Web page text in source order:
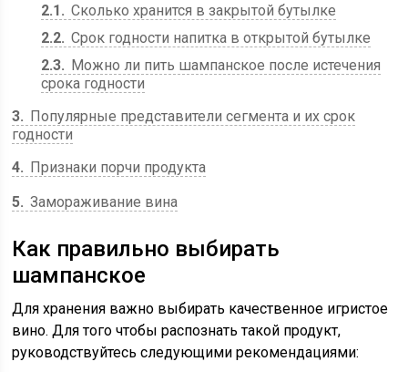
2.1
Сколько хранится в закрытой бутылке
2.2 Срок годности напитка в открытой бутылке
2.3
Можно ли пить шампанское после истечения
срока годности
3
Популярные представители сегмента и их срок
годности
4
Признаки порчи продукта
5 Замораживание вина
Как правильно выбирать
шампанское
Для хранения важно выбирать качественное игристое
вино. Для того чтобы распознать такой продукт,
руководствуйтесь следующими рекомендациями: